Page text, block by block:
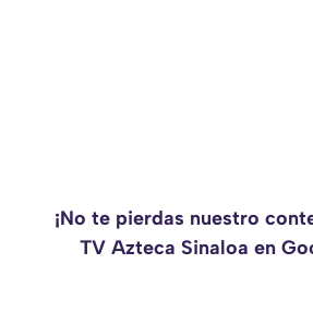
¡No te pierdas nuestro
TV Azteca Sinaloa en